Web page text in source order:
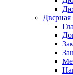
Дверная